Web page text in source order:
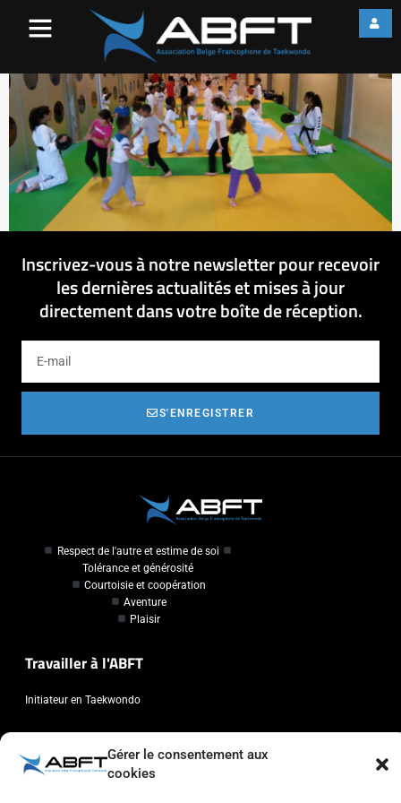
Gérer le consentement aux
cookies
Inscrivez-vous à notre newsletter pour recevoir
les dernières actualités et mises à jour
directement dans votre boîte de réception.
S'ENREGISTRER
Respect de l'autre et estime de soi
Tolérance et générosité
Courtoisie et coopération
Aventure
Plaisir
Travailler à l'ABFT
Initiateur en Taekwondo
Association Belge Francophone de Taekwondo